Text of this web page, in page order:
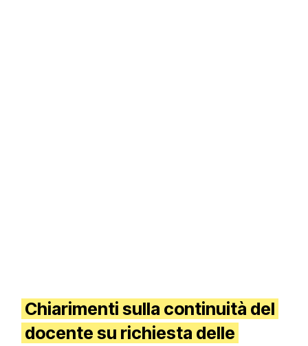
Chiarimenti sulla continuità del
docente su richiesta delle